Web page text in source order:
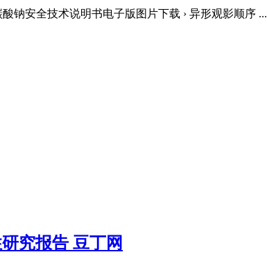
钠安全技术说明书电子版图片下载 › 异形观影顺序 ...
究报告 豆丁网